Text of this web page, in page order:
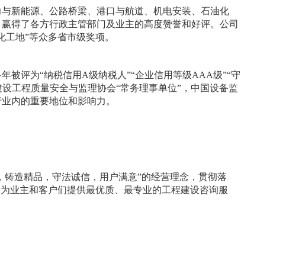
新能源、公路桥梁、港口与航道、机电安装、石油化
赢得了各方行政主管部门及业主的高度赞誉和好评。公司
工地”等众多省市级奖项。
被评为“纳税信用A级纳税人”“企业信用等级AAA级”“守
工程质量安全与监理协会“常务理事单位”，中国设备监
业内的重要地位和影响力 。
造精品，守法诚信，用户满意”的经营理念，贯彻落
业主和客户们提供最优质、最专业的工程建设咨询服